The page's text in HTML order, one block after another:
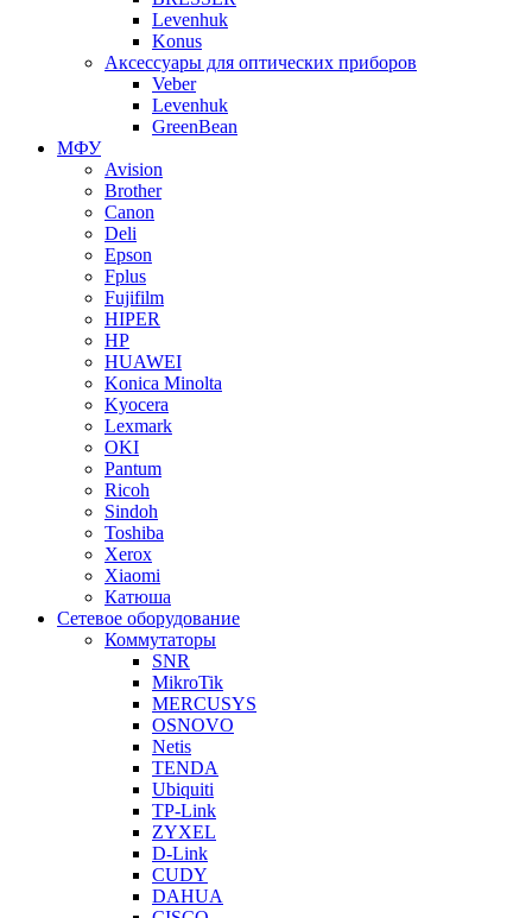
Levenhuk
Konus
Аксессуары для оптических приборов
Veber
Levenhuk
GreenBean
МФУ
Avision
Brother
Canon
Deli
Epson
Fplus
Fujifilm
HIPER
HP
HUAWEI
Konica Minolta
Kyocera
Lexmark
OKI
Pantum
Ricoh
Sindoh
Toshiba
Xerox
Xiaomi
Катюша
Сетевое оборудование
Коммутаторы
SNR
MikroTik
MERCUSYS
OSNOVO
Netis
TENDA
Ubiquiti
TP-Link
ZYXEL
D-Link
CUDY
DAHUA